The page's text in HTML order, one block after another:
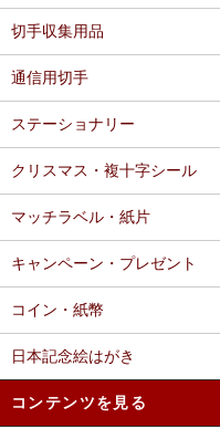
切手収集用品
通信用切手
ステーショナリー
クリスマス・複十字シール
マッチラベル・紙片
キャンペーン・プレゼント
コイン・紙幣
日本記念絵はがき
コンテンツを見る